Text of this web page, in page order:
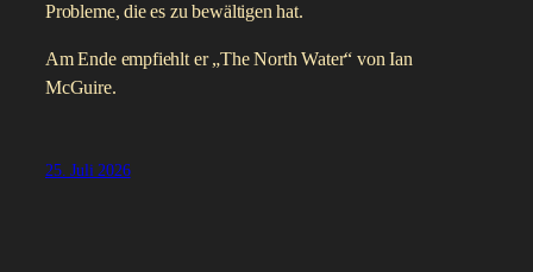
Probleme, die es zu bewältigen hat.
Am Ende empfiehlt er „The North Water“ von Ian
McGuire.
25. Juli 2026